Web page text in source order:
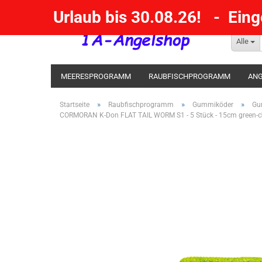
Alle
Urlaub bis 30.08.26! -
MEERESPROGRAMM RAUBFISCHPROGRAMM
KESCHER / SENKE / GAFF POSEN SBIRULINOS
Startseite » Raubfischprogramm » Gummiköder »
CORMORAN K-Don FLAT TAIL WORM S1 - 5 Stück - 15cm green-